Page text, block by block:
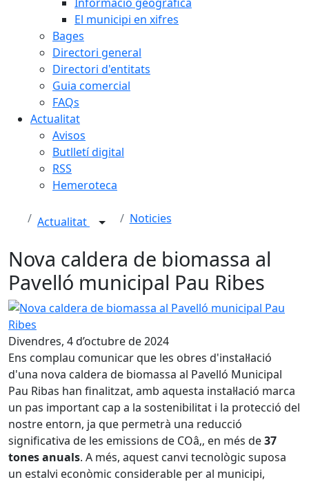
El municipi en xifres
Bages
Directori general
Directori d'entitats
Guia comercial
FAQs
Actualitat
Avisos
Butlletí digital
RSS
Hemeroteca
Actualitat Noticies
Nova caldera de biomassa al
Pavelló municipal Pau Ribes
Nova caldera de biomassa al Pavelló municipal Pau Ribes
Divendres, 4 d’octubre de 2024
Ens complau comunicar que les obres d'instal·lació
d'una nova caldera de biomassa al Pavelló Municipal
Pau Ribas han finalitzat, amb aquesta instal·lació marca
un pas important cap a la sostenibilitat i la protecció del
nostre entorn, ja que permetrà una reducció
significativa de les emissions de COâ‚‚ en més de37
tones anuals. A més, aquest canvi tecnològic suposa
un estalvi econòmic considerable per al municipi,